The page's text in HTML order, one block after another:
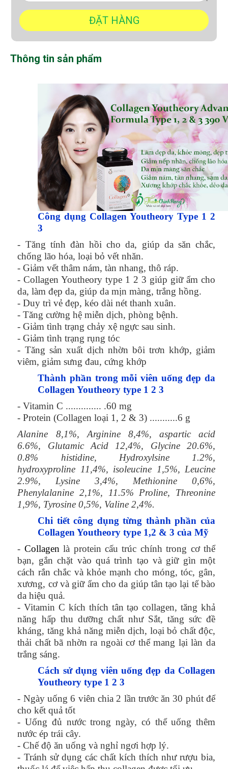
Thông tin sản phẩm
Công dụng Collagen Youtheory Type 1 2
3
- Tăng tính đàn hồi cho da, giúp da săn chắc,
chống lão hóa, loại bỏ vết nhăn.
- Giảm vết thâm nám, tàn nhang, thô ráp.
- Collagen Youtheory type 1 2 3 giúp giữ ẩm cho
da, làm đẹp da, giúp da mịn màng, trắng hồng.
- Duy trì vẻ đẹp, kéo dài nét thanh xuân.
- Tăng cường hệ miễn dịch, phòng bệnh.
- Giảm tình trạng chảy xệ ngực sau sinh.
- Giảm tình trạng rụng tóc
- Tăng sản xuất dịch nhờn bôi trơn khớp, giảm
viêm, giảm sưng đau, cứng khớp
Thành phần trong mỗi viên uống đẹp da
Collagen Youtheory type 1 2 3
- Vitamin C .............. .60 mg
- Protein (Collagen loại 1, 2 & 3) ...........6 g
Alanine 8,1%, Arginine 8,4%, aspartic acid
6.6%, Glutamic Acid 12,4%, Glycine 20.6%,
0.8% histidine, Hydroxylsine 1.2%,
hydroxyproline 11,4%, isoleucine 1,5%, Leucine
2.9%, Lysine 3,4%, Methionine 0,6%,
Phenylalanine 2,1%, 11.5% Proline, Threonine
1,9%, Tyrosine 0,5%, Valine 2,4%.
Chi tiết công dụng từng thành phần của
Collagen Youtheory type 1,2 & 3 của Mỹ
- Collagen là protein cấu trúc chính trong cơ thể
bạn, gắn chặt vào quá trình tạo và giữ gìn một
cách rắn chắc và khỏe mạnh cho móng, tóc, gân,
xương, cơ và giữ ẩm cho da giúp tân tạo lại tế bào
da hiệu quả.
- Vitamin C kích thích tân tạo collagen, tăng khả
năng hấp thu dưỡng chất như Sắt, tăng sức đề
kháng, tăng khả năng miễn dịch, loại bỏ chất độc,
thải chất bã nhờn ra ngoài cơ thể mang lại làn da
trắng sáng.
Cách sử dụng viên uống đẹp da Collagen
Youtheory type 1 2 3
- Ngày uống 6 viên chia 2 lần trước ăn 30 phút để
cho kết quả tốt
- Uống đủ nước trong ngày, có thể uống thêm
nước ép trái cây.
- Chế độ ăn uống và nghỉ ngơi hợp lý.
- Tránh sử dụng các chất kích thích như rượu bia,